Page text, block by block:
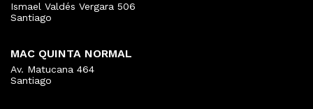
Ismael Valdés Vergara 506
Santiago
MAC QUINTA NORMAL
Av. Matucana 464
Santiago